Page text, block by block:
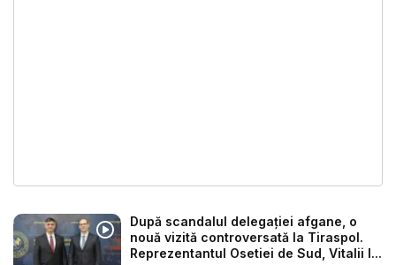
După scandalul delegației afgane, o
nouă vizită controversată la Tiraspol.
Reprezentantul Osetiei de Sud, Vitalii I...